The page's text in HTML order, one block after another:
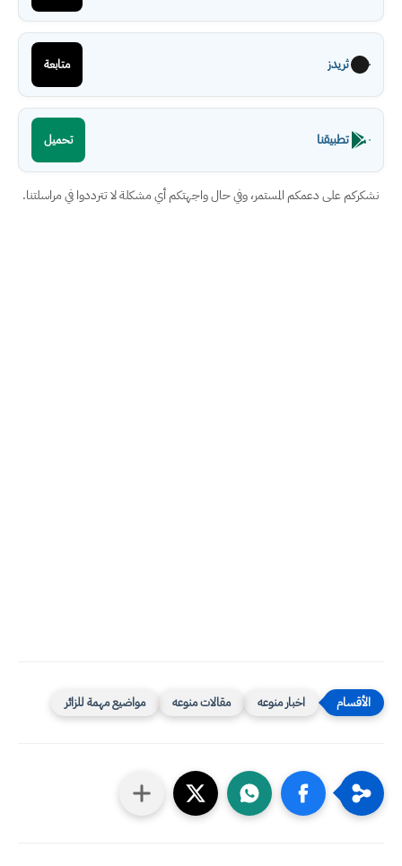
ثريدز متابعة
تطبيقنا تحميل
نشكركم على دعمكم المستمر، وفي حال واجهتكم أي مشكلة لا تترددوا في مراسلتنا.
اخبار منوعه مقالات منوعه مواضيع مهمة للزائر